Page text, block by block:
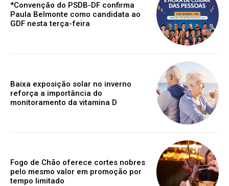
*Convenção do PSDB-DF confirma
Paula Belmonte como candidata ao
GDF nesta terça-feira
Baixa exposição solar no inverno
reforça a importância do
monitoramento da vitamina D
Fogo de Chão oferece cortes nobres
pelo mesmo valor em promoção por
tempo limitado